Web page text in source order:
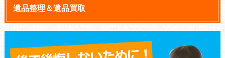
遺品整理＆遺品買取